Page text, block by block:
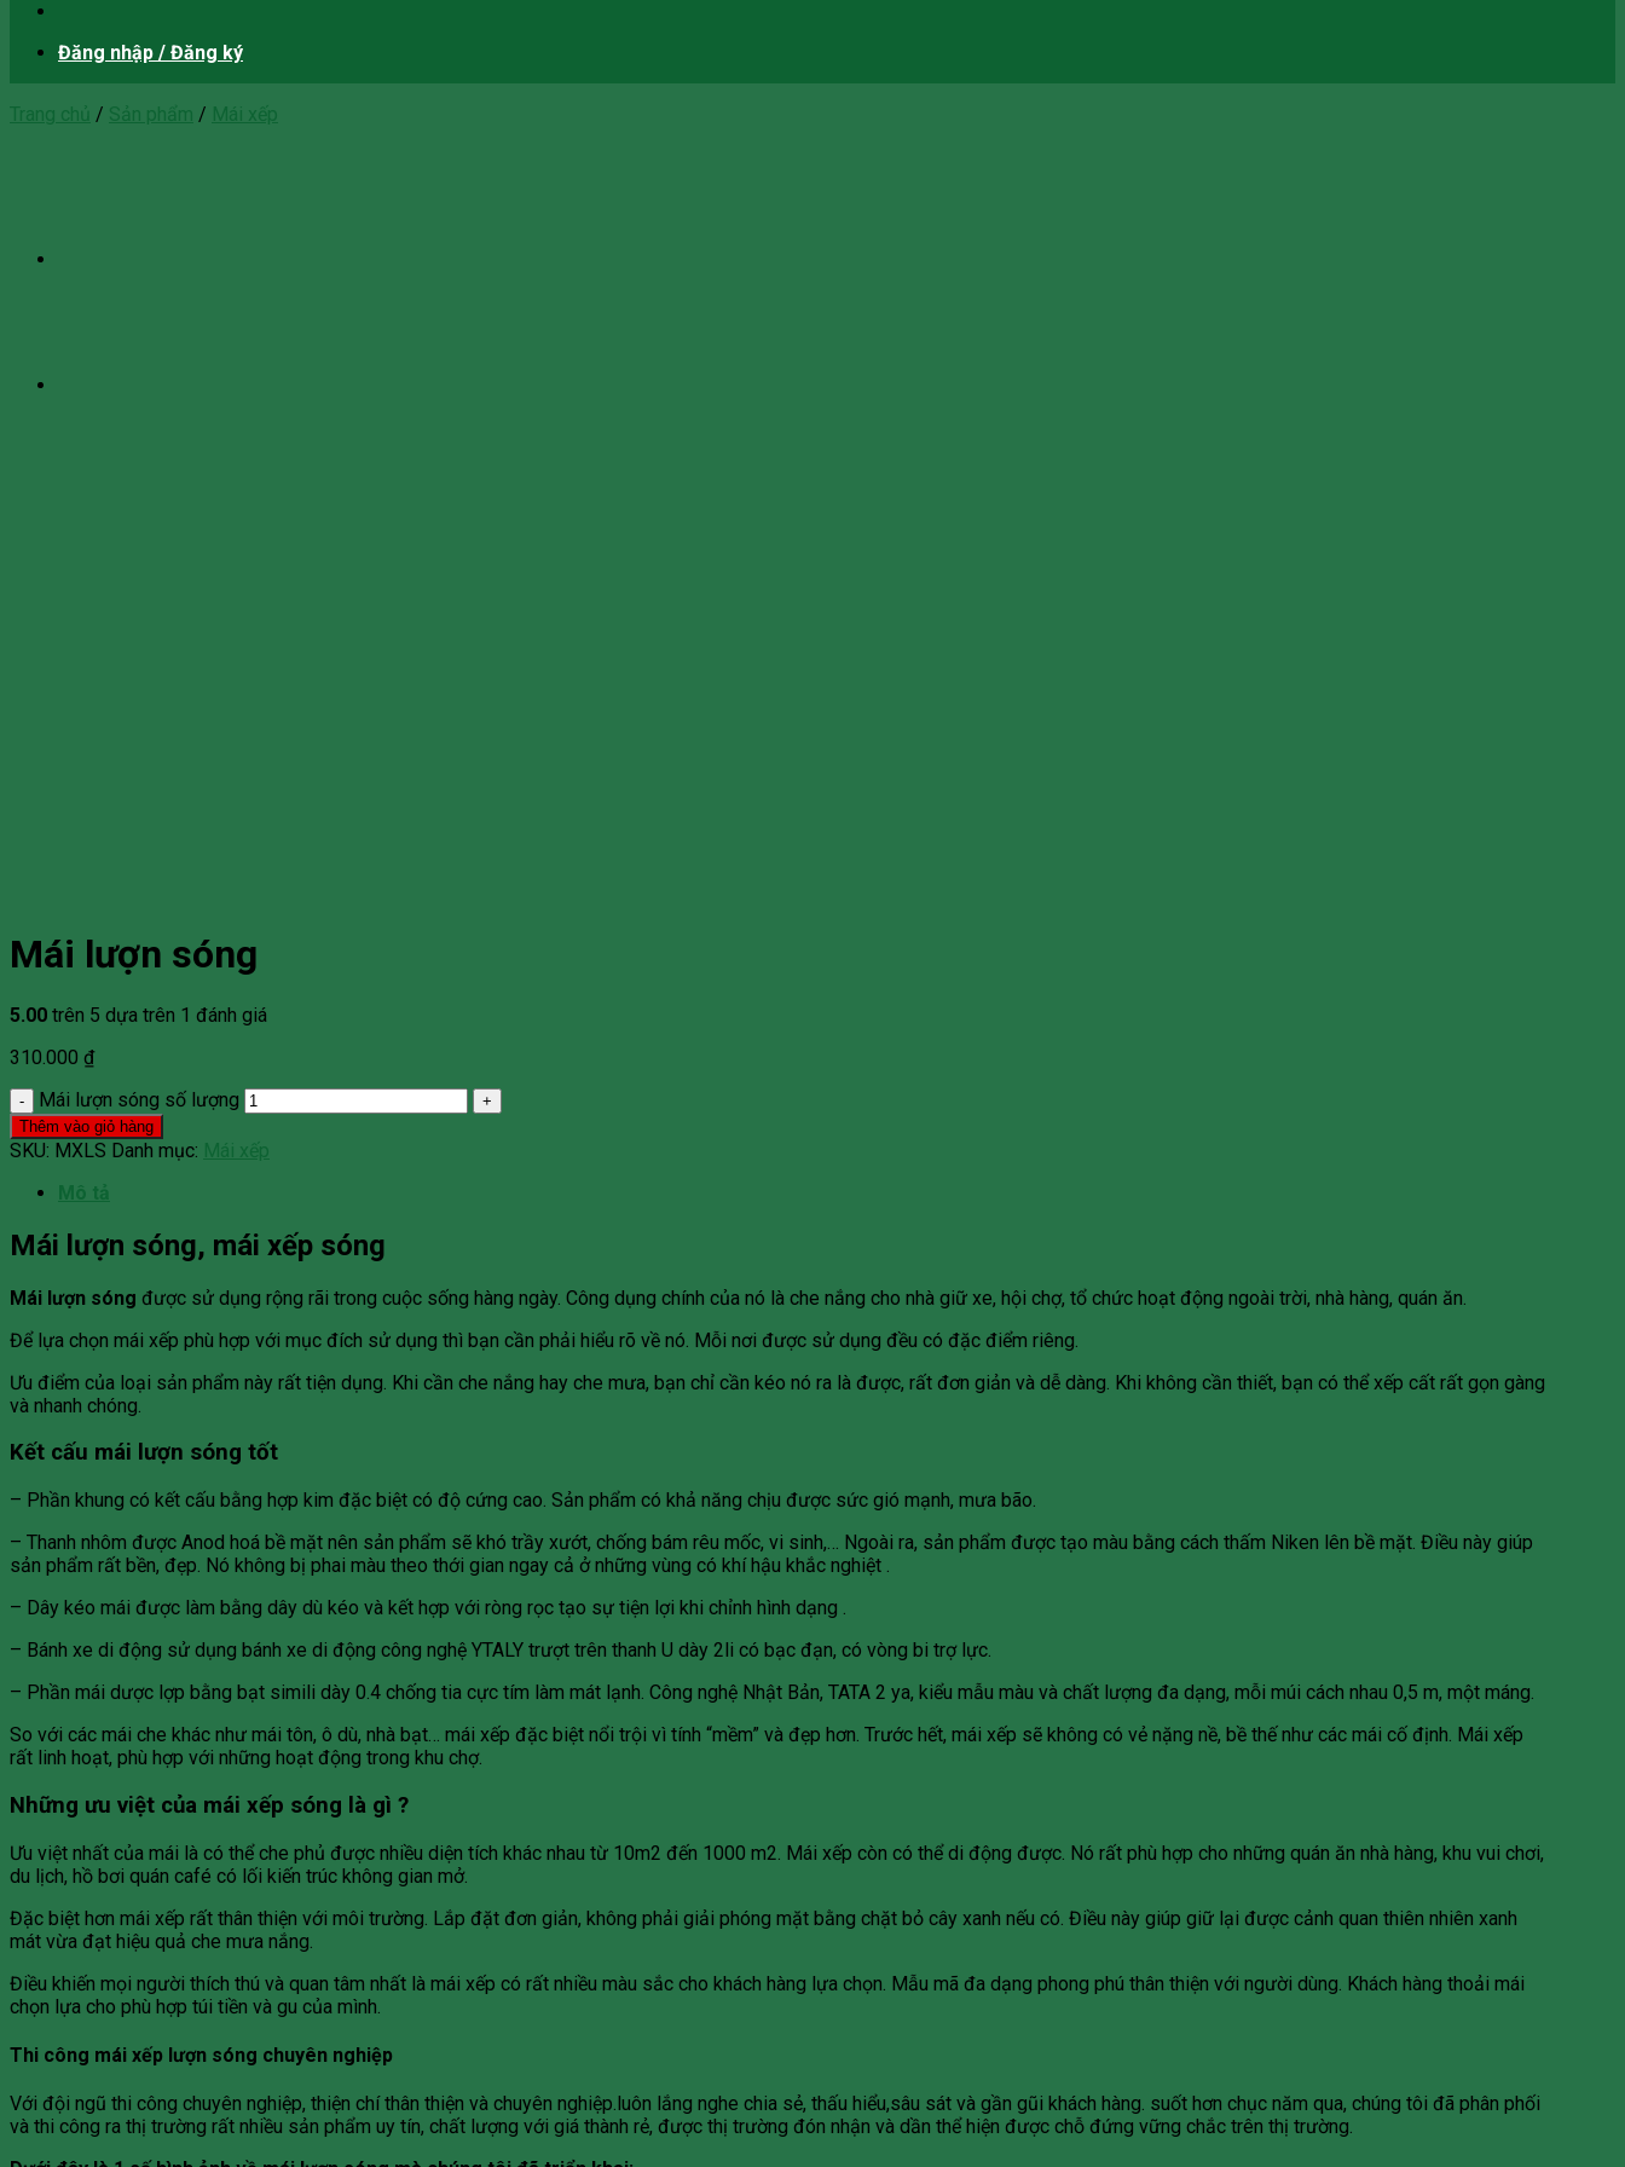
Đăng nhập / Đăng ký
Trang chủ / Sản phẩm / Mái xếp
Mái lượn sóng
5.00 trên 5 dựa trên 1 đánh giá
310.000 ₫
Mái lượn sóng số lượng
Thêm vào giỏ hàng
SKU: MXLS Danh mục: Mái xếp
Mô tả
Mái lượn sóng, mái xếp sóng
Mái lượn sóng được sử dụng rộng rãi trong cuộc sống hàng ngày. Công dụng chính của nó là che nắng cho nhà giữ xe, hội chợ, tổ chức hoạt động ngoài trời, nhà hàng, quán ăn.
Để lựa chọn mái xếp phù hợp với mục đích sử dụng thì bạn cần phải hiểu rõ về nó. Mỗi nơi được sử dụng đều có đặc điểm riêng.
Ưu điểm của loại sản phẩm này rất tiện dụng. Khi cần che nắng hay che mưa, bạn chỉ cần kéo nó ra là được, rất đơn giản và dễ dàng. Khi không cần thiết, bạn có thể xếp cất rất gọn gàng
và nhanh chóng.
Kết cấu mái lượn sóng tốt
– Phần khung có kết cấu bằng hợp kim đặc biệt có độ cứng cao. Sản phẩm có khả năng chịu được sức gió mạnh, mưa bão.
– Thanh nhôm được Anod hoá bề mặt nên sản phẩm sẽ khó trầy xướt, chống bám rêu mốc, vi sinh,… Ngoài ra, sản phẩm được tạo màu bằng cách thấm Niken lên bề mặt. Điều này giúp
sản phẩm rất bền, đẹp. Nó không bị phai màu theo thới gian ngay cả ở những vùng có khí hậu khắc nghiệt .
– Dây kéo mái được làm bằng dây dù kéo và kết hợp với ròng rọc tạo sự tiện lợi khi chỉnh hình dạng .
– Bánh xe di động sử dụng bánh xe di động công nghệ YTALY trượt trên thanh U dày 2li có bạc đạn, có vòng bi trợ lực.
– Phần mái dược lợp bằng bạt simili dày 0.4 chống tia cực tím làm mát lạnh. Công nghệ Nhật Bản, TATA 2 ya, kiểu mẫu màu và chất lượng đa dạng, mỗi múi cách nhau 0,5 m, một máng.
So với các mái che khác như mái tôn, ô dù, nhà bạt… mái xếp đặc biệt nổi trội vì tính “mềm” và đẹp hơn. Trước hết, mái xếp sẽ không có vẻ nặng nề, bề thế như các mái cố định. Mái xếp
rất linh hoạt, phù hợp với những hoạt động trong khu chợ.
Những ưu việt của mái xếp sóng là gì ?
Ưu việt nhất của mái là có thể che phủ được nhiều diện tích khác nhau từ 10m2 đến 1000 m2. Mái xếp còn có thể di động được. Nó rất phù hợp cho những quán ăn nhà hàng, khu vui chơi,
du lịch, hồ bơi quán café có lối kiến trúc không gian mở.
Đặc biệt hơn mái xếp rất thân thiện với môi trường. Lắp đặt đơn giản, không phải giải phóng mặt bằng chặt bỏ cây xanh nếu có. Điều này giúp giữ lại được cảnh quan thiên nhiên xanh
mát vừa đạt hiệu quả che mưa nắng.
Điều khiến mọi người thích thú và quan tâm nhất là mái xếp có rất nhiều màu sắc cho khách hàng lựa chọn. Mẫu mã đa dạng phong phú thân thiện với người dùng. Khách hàng thoải mái
chọn lựa cho phù hợp túi tiền và gu của mình.
Thi công mái xếp lượn sóng chuyên nghiệp
Với đội ngũ thi công chuyên nghiệp, thiện chí thân thiện và chuyên nghiệp.luôn lắng nghe chia sẻ, thấu hiểu,sâu sát và gần gũi khách hàng. suốt hơn chục năm qua, chúng tôi đã phân phối
và thi công ra thị trường rất nhiều sản phẩm uy tín, chất lượng với giá thành rẻ, được thị trường đón nhận và dần thể hiện được chỗ đứng vững chắc trên thị trường.